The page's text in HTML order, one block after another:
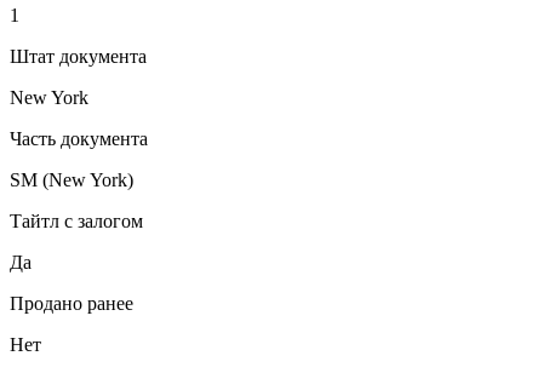
1
Штат документа
New York
Часть документа
SM (New York)
Тайтл с залогом
Да
Продано ранее
Нет